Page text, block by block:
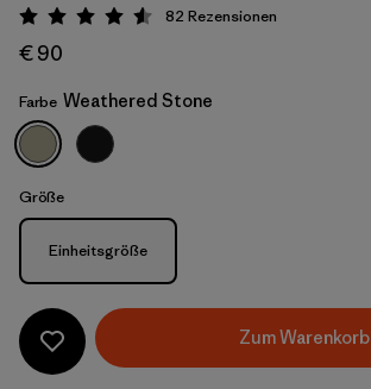
Weathered Stone
Bewertung: 4.6 / 5
82 Rezensionen
€ 90
Farbe Weathered Stone
Größe
Größe
Einheitsgröße
Zum Warenkorb